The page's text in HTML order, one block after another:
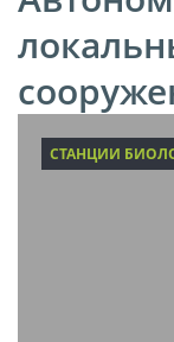
СТАНЦИИ